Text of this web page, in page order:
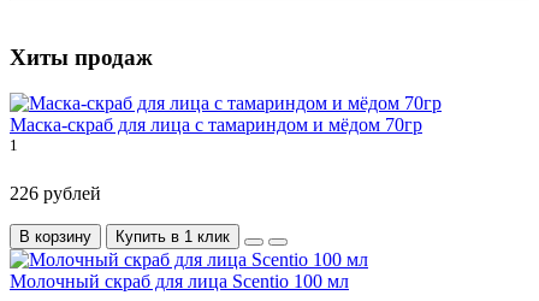
Хиты продаж
Маска-скраб для лица с тамариндом и мёдом 70гр
1
226 рублей
В корзину Купить в 1 клик
Молочный скраб для лица Scentio 100 мл